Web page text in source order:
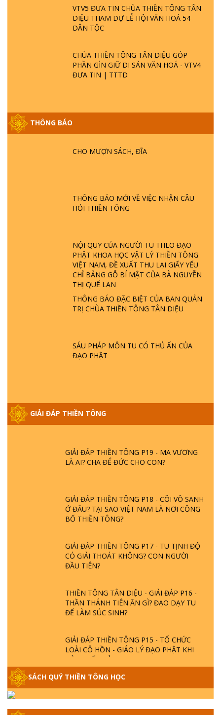
VTV5 ĐƯA TIN CHÙA THIỀN TÔNG TÂN
DIỆU THAM DỰ LỄ HỘI VĂN HOÁ 54
DÂN TỘC
CHÙA THIỀN TÔNG TÂN DIỆU GÓP
PHẦN GÌN GIỮ DI SẢN VĂN HOÁ - VTV4
ĐƯA TIN | TTTD
THÔNG BÁO
CHO MƯỢN SÁCH, ĐĨA
THÔNG BÁO MỚI VỀ VIỆC NHẬN CÂU
HỎI THIỀN TÔNG
NỘI QUY CỦA NGƯỜI TU THEO ĐẠO
PHẬT KHOA HỌC VẬT LÝ THIỀN TÔNG
VIỆT NAM, ĐỀ XUẤT THU LẠI GIẤY YẾU
CHỈ BẢNG GỖ BÍ MẬT CỦA BÀ NGUYỄN
THỊ QUẾ LAN
THÔNG BÁO ĐẶC BIỆT CỦA BAN QUẢN
TRỊ CHÙA THIỀN TÔNG TÂN DIỆU
SÁU PHÁP MÔN TU CÓ THỦ ẤN CỦA
ĐẠO PHẬT
GIẢI ĐÁP THIỀN TÔNG
GIẢI ĐÁP ĐẶC BIỆT P25 - SUỐT 49 NĂM
PHẬT KHÔNG NÓI? HỘI LONG HOA LÀ
HỘI GÌ? TỬ VÌ ĐẠO
TTTD
GIẢI ĐÁP ĐẶC BIỆT P23 - THIÊN ĐÀNG Ở
GIẢI ĐÁP THIỀN TÔNG ĐẶC BIỆT P22 - TẠI
SAO TRÁI ĐẤT NHIỀU THIÊN TAI - LŨ LỤT
- HỎA HOẠN | TTTD
GIẢI ĐÁP THIỀN TÔNG ĐẶC BIỆT P21 - TẠI
SAO ĐỨC PHẬT BƯỚC ĐI 7 BƯỚC TRÊN
GIẢI ĐÁP VỀ LỄ TIỄN THIỀN TÔNG SƯ
NGỌC LÂM VỀ PHẬT GIỚI
- BÁC NGUYỄN NHÂN LÀ AI? PHIỀN NÃO
DO ĐÂU MÀ CÓ?
LÀ AI? CHA ĐỂ ĐỨC CHO CON?
Ở ĐÂU? TẠI SAO VIỆT NAM LÀ NƠI CÔNG
BỐ THIỀN TÔNG?
CÓ GIẢI THOÁT KHÔNG? CON NGƯỜI
ĐẦU TIÊN?
THẦN THÁNH TIÊN ĂN GÌ? ĐẠO DẠY TU
ĐỂ LÀM SÚC SINH?
LOÀI CÔ HỒN - GIÁO LÝ ĐẠO PHẬT KHI
NÀO XUẤT BẢN
GIẢI ĐÁP THIỀN TÔNG ĐẶC BIỆT - P14 -
NGUỒN GỐC ÂM LỊCH DƯƠNG LỊCH -
TẦNG BÌNH LƯU LỚN ĐẾN ĐÂU
SÁCH QUÝ THIỀN TÔNG HỌC